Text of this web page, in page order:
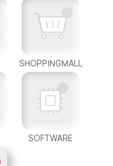
SHOPPINGMALL
SOFTWARE